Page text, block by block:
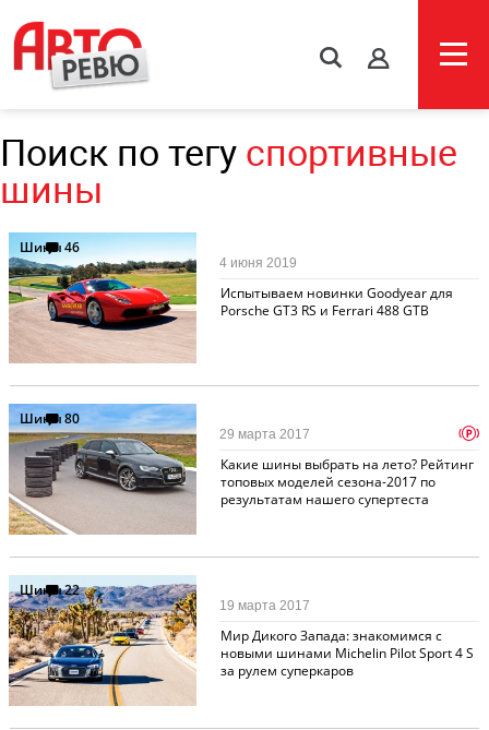
s
Поиск по тегу спортивные
шины
Шины46
Испытываем новинки Goodyear для
Porsche GT3 RS и Ferrari 488 GTB
4 июня 2019
Шины80
Какие шины выбрать на лето? Рейтинг
топовых моделей сезона-2017 по
результатам нашего супертеста
29 марта 2017 p
Шины22
Мир Дикого Запада: знакомимся с
новыми шинами Michelin Pilot Sport 4 S
за рулем суперкаров
19 марта 2017